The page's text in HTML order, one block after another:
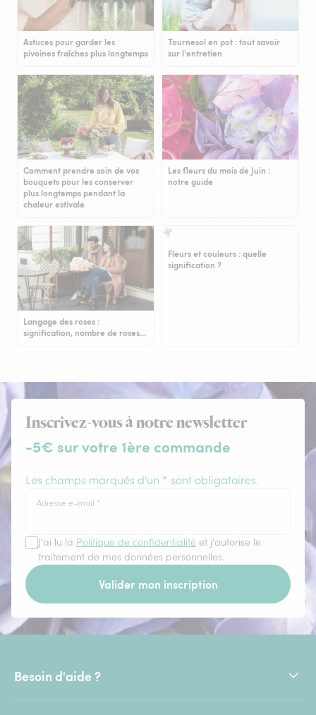
Astuces pour garder les
pivoines fraîches plus longtemps
Tournesol en pot : tout savoir
sur l'entretien
Comment prendre soin de vos
bouquets pour les conserver
plus longtemps pendant la
chaleur estivale
Les fleurs du mois de Juin :
notre guide
Langage des roses :
signification, nombre de roses…
Fleurs et couleurs : quelle
signification ?
Inscrivez-vous à notre newsletter
-5€ sur votre 1ère commande
Les champs marqués d'un * sont obligatoires.
Adresse e-mail *
J'ai lu la Politique de confidentialité et j'autorise le
traitement de mes données personnelles.
Valider mon inscription
Besoin d'aide ?